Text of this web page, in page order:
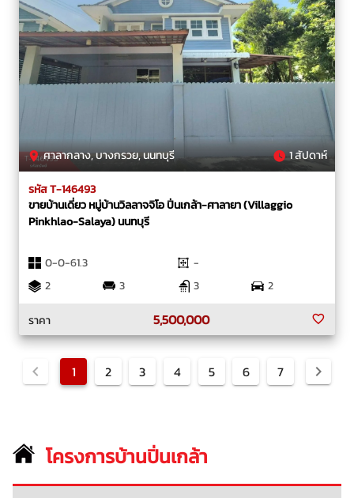
ศาลากลาง, บางกรวย, นนทบุรี 1 สัปดาห์
รหัส T-146493
ขายบ้านเดี่ยว หมู่บ้านวิลลาจจิโอ ปิ่นเกล้า-ศาลายา (Villaggio
Pinkhlao-Salaya) นนทบุรี
0-0-61.3
-
2
3 3
2
ราคา
5,500,000
1 2 3 4 5 6 7
โครงการบ้านปิ่นเกล้า